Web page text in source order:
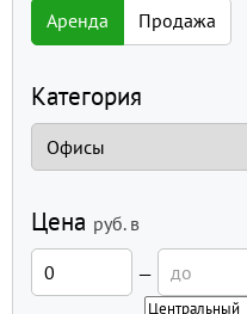
Аренда Продажа
Категория
Цена руб. в
—